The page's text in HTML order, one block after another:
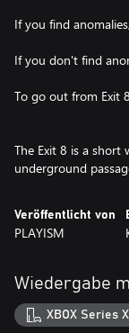
If you find
If you don't find
To go out from Exit
The Exit 8 is a short
underground
Veröffentlicht von
PLAYISM
Wiedergabe
XBOX Series